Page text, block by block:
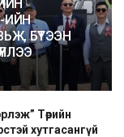
ИЙН
БҮТЭЭН
Төрийн
хутгасангүй